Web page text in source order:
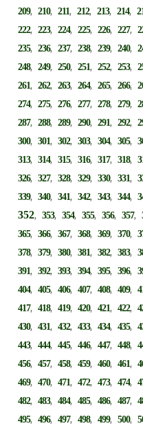
209,210,211,212,213,214,
222,223,224,225,226,227,
235,236,237,238,239,240,
248,249,250,251,252,253,
261,262,263,264,265,266,
274,275,276,277,278,279,
287,288,289,290,291,292,
300,301,302,303,304,305,
313,314,315,316,317,318,
326,327,328,329,330,331,
339,340,341,342,343,344,
352,353,354,355,356,357,
365,366,367,368,369,370,
378,379,380,381,382,383,
391,392,393,394,395,396,
404,405,406,407,408,409,
417,418,419,420,421,422,
430,431,432,433,434,435,
443,444,445,446,447,448,
456,457,458,459,460,461,
469,470,471,472,473,474,
482,483,484,485,486,487,
495,496,497,498,499,500,